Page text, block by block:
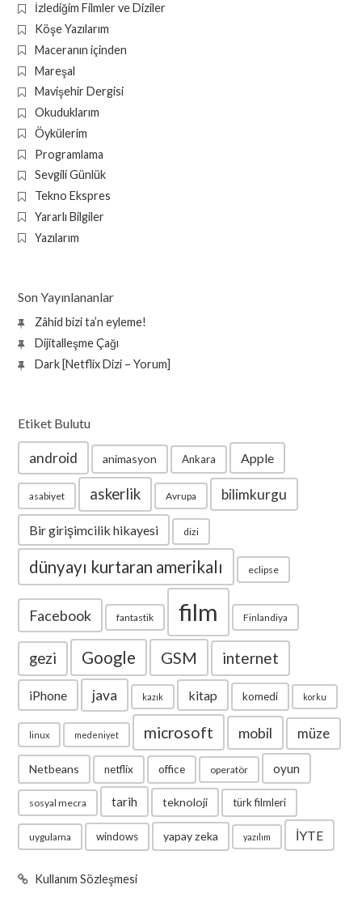
İzlediğim Filmler ve Diziler
Köşe Yazılarım
Maceranın içinden
Mareşal
Mavişehir Dergisi
Okuduklarım
Öykülerim
Programlama
Sevgili Günlük
Tekno Ekspres
Yararlı Bilgiler
Yazılarım
Son Yayınlananlar
Zâhid bizi ta’n eyleme!
Dijitalleşme Çağı
Dark [Netflix Dizi – Yorum]
Etiket Bulutu
android animasyon Ankara Apple
asabiyet askerlik Avrupa bilimkurgu
Bir girişimcilik hikayesi dizi
dünyayı kurtaran amerikalı eclipse
Facebook fantastik film Finlandiya
gezi Google GSM internet
iPhone java kazık kitap komedi korku
linux medeniyet microsoft mobil müze
Netbeans netflix office operatör oyun
sosyal mecra tarih teknoloji türk filmleri
uygulama windows yapay zeka yazılım İYTE
Kullanım Sözleşmesi